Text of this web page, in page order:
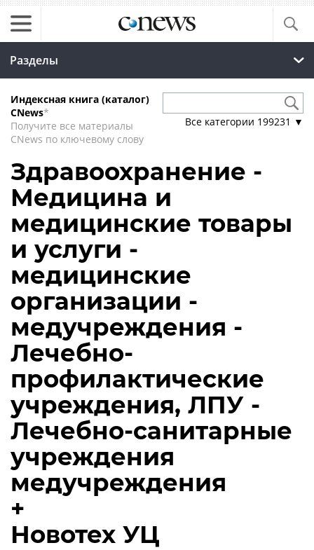
Разделы
Индексная книга (каталог)
CNews*
Получите все материалы
CNews по ключевому слову
Все категории 199231 ▼
Здравоохранение -
Медицина и
медицинские товары
и услуги -
медицинские
организации -
медучреждения -
Лечебно-
профилактические
учреждения, ЛПУ -
Лечебно-санитарные
учреждения
медучреждения
+
Новотех УЦ